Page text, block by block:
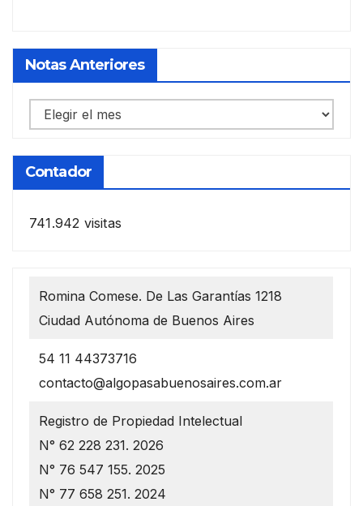
Notas Anteriores
Notas
anteriores
Contador
741.942 visitas
Romina Comese. De Las Garantías 1218
Ciudad Autónoma de Buenos Aires
54 11 44373716
contacto@algopasabuenosaires.com.ar
Registro de Propiedad Intelectual
N° 62 228 231. 2026
N° 76 547 155. 2025
N° 77 658 251. 2024